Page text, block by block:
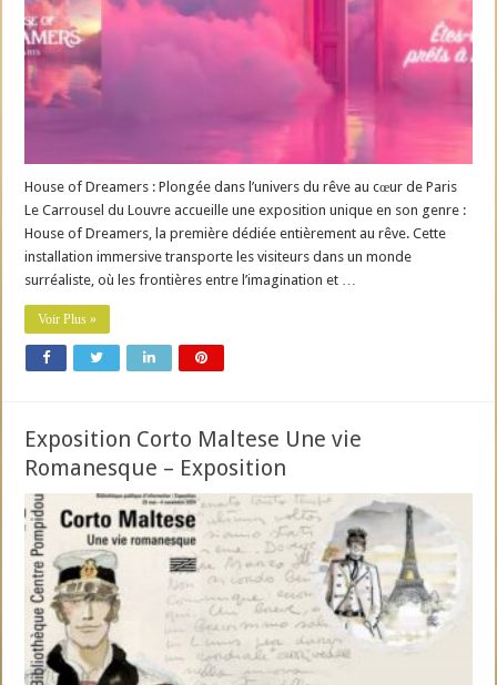
House of Dreamers : Plongée dans l’univers du rêve au cœur de Paris
Le Carrousel du Louvre accueille une exposition unique en son genre :
House of Dreamers, la première dédiée entièrement au rêve. Cette
installation immersive transporte les visiteurs dans un monde
surréaliste, où les frontières entre l’imagination et …
Voir Plus »
Exposition Corto Maltese Une vie
Romanesque – Exposition